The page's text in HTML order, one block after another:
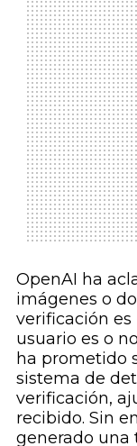
OpenAI ha
imágenes o
verificación es
usuario es o
ha prometido
sistema de
verificación,
recibido. Sin
generado una